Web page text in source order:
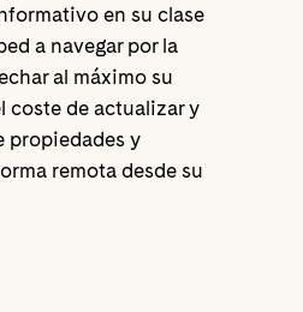
en su clase
a navegar por la
al máximo su
coste de actualizar y
propiedades y
remota desde su